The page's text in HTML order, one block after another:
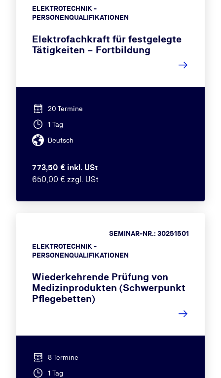
ELEKTROTECHNIK -
PERSONENQUALIFIKATIONEN
Elektrofachkraft für festgelegte
Tätigkeiten – Fortbildung
20 Termine
1 Tag
Deutsch
773,50 € inkl. USt
650,00 € zzgl. USt
ELEKTROTECHNIK -
PERSONENQUALIFIKATIONEN
SEMINAR-NR.: 30251501
Wiederkehrende Prüfung von
Medizinprodukten (Schwerpunkt
Pflegebetten)
8 Termine
1 Tag